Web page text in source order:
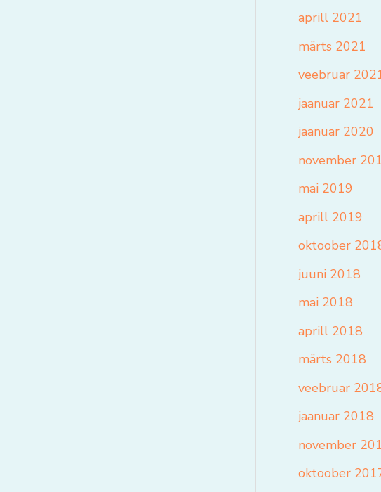
aprill 2021
märts 2021
veebruar
jaanuar 2021
jaanuar 2020
november
mai 2019
aprill 2019
oktoober
juuni 2018
mai 2018
aprill 2018
märts 2018
veebruar
jaanuar 2018
november
oktoober